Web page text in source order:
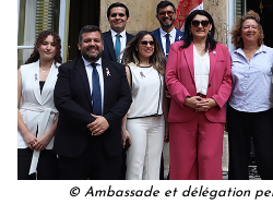
© Ambassade et délégation